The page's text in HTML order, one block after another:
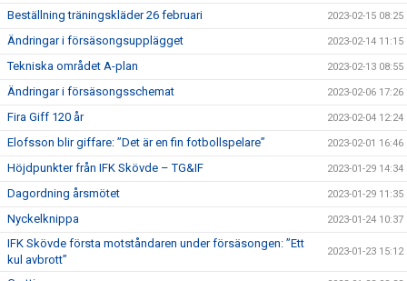
Beställning träningskläder 26 februari 2023-02-15 08:25
Ändringar i försäsongsupplägget 2023-02-14 11:15
Tekniska området A-plan 2023-02-13 08:55
Ändringar i försäsongsschemat 2023-02-06 17:26
Fira Giff 120 år 2023-02-04 12:24
Elofsson blir giffare: ”Det är en fin fotbollspelare” 2023-02-01 16:46
Höjdpunkter från IFK Skövde – TG&IF 2023-01-29 14:34
Dagordning årsmötet 2023-01-29 11:35
Nyckelknippa 2023-01-24 10:37
IFK Skövde första motståndaren under försäsongen: ”Ett
kul avbrott”
2023-01-23 15:12